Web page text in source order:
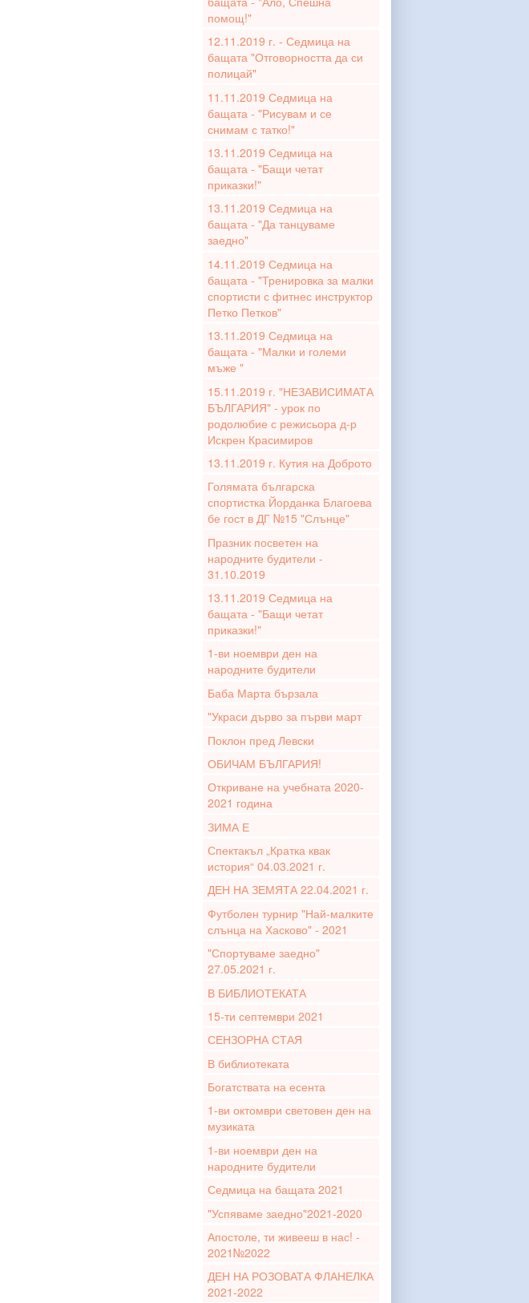
помощ!"
12.11.2019 г. - Седмица на
бащата "Отговорността да си
полицай"
11.11.2019 Седмица на
бащата - "Рисувам и се
снимам с татко!"
13.11.2019 Седмица на
бащата - "Бащи четат
приказки!"
13.11.2019 Седмица на
бащата - "Да танцуваме
заедно"
14.11.2019 Седмица на
бащата - "Тренировка за малки
спортисти с фитнес инструктор
Петко Петков"
13.11.2019 Седмица на
бащата - "Малки и големи
мъже "
15.11.2019 г. "НЕЗАВИСИМАТА
БЪЛГАРИЯ" - урок по
родолюбие с режисьора д-р
Искрен Красимиров
13.11.2019 г. Кутия на Доброто
Голямата българска
спортистка Йорданка Благоева
бе гост в ДГ №15 "Слънце"
Празник посветен на
народните будители -
31.10.2019
13.11.2019 Седмица на
бащата - "Бащи четат
приказки!"
1-ви ноември ден на
народните будители
Баба Марта бързала
"Украси дърво за първи март
Поклон пред Левски
ОБИЧАМ БЪЛГАРИЯ!
Откриване на учебната 2020-
2021 година
ЗИМА Е
Спектакъл „Кратка квак
история“ 04.03.2021 г.
ДЕН НА ЗЕМЯТА 22.04.2021 г.
Футболен турнир "Най-малките
слънца на Хасково" - 2021
"Спортуваме заедно"
27.05.2021 г.
В БИБЛИОТЕКАТА
15-ти септември 2021
СЕНЗОРНА СТАЯ
В библиотеката
Богатствата на есента
1-ви октомври световен ден на
музиката
1-ви ноември ден на
народните будители
Седмица на бащата 2021
"Успяваме заедно"2021-2020
Апостоле, ти живееш в нас! -
2021№2022
ДЕН НА РОЗОВАТА ФЛАНЕЛКА
2021-2022